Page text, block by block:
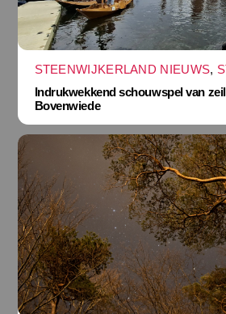
STEENWIJKERLAND NIEUWS,
Indrukwekkend schouwspel van
Bovenwiede